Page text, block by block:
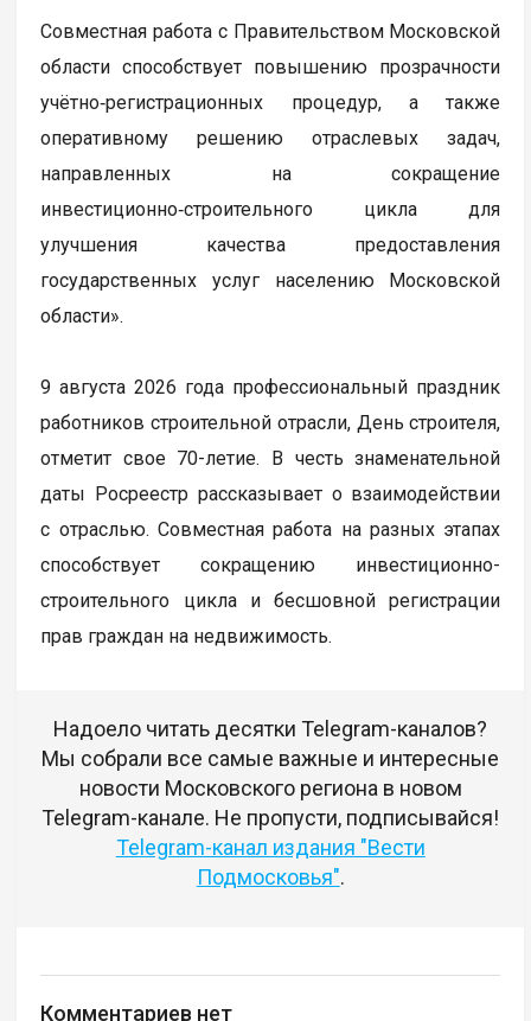
Совместная работа с Правительством Московской
области способствует повышению прозрачности
учётно‑регистрационных процедур, а также
оперативному решению отраслевых задач,
направленных на сокращение
инвестиционно‑строительного цикла для
улучшения качества предоставления
государственных услуг населению Московской
области».
9 августа 2026 года профессиональный праздник
работников строительной отрасли, День строителя,
отметит свое 70-летие. В честь знаменательной
даты Росреестр рассказывает о взаимодействии
с отраслью. Совместная работа на разных этапах
способствует сокращению инвестиционно-
строительного цикла и бесшовной регистрации
прав граждан на недвижимость.
Надоело читать десятки Telegram-каналов?
Мы собрали все самые важные и интересные
новости Московского региона в новом
Telegram-канале. Не пропусти, подписывайся!
Telegram-канал издания "Вести
Подмосковья".
Комментариев нет